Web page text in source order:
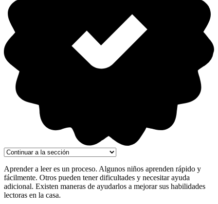
Aprender a leer es un proceso. Algunos niños aprenden rápido y
fácilmente. Otros pueden tener dificultades y necesitar ayuda
adicional. Existen maneras de ayudarlos a mejorar sus habilidades
lectoras en la casa.